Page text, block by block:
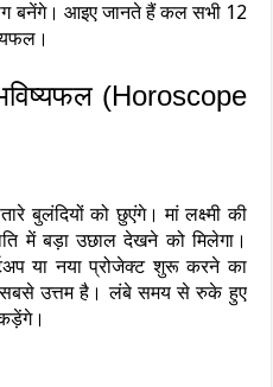
बनेंगे। आइए जानते हैं कल सभी 12
(Horoscope
बुलंदियों को छुएंगे। मां लक्ष्मी की
में बड़ा उछाल देखने को मिलेगा।
या नया प्रोजेक्ट शुरू करने का
सबसे उत्तम है। लंबे समय से रुके हुए